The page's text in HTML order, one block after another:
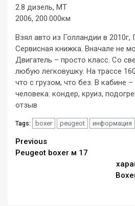
2.8 дизель, MT
2006, 200.000км
Взял авто из Голландии в 2010г,
Сервисная книжка. Вначале не
Двигатель – просто класс. Со
любую легковушку. На трассе
что с грузом, что без. В кабине –
человека: кондер, круиз,
отзыв
Tags: boxer peugeot информация
Continue
Reading
Previous
Peugeot boxer м 17